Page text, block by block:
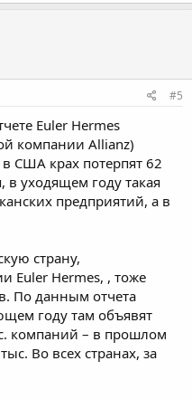
#5
Euler Hermes
компании Allianz)
в США крах потерпят 62
уходящем году такая
предприятий, а в
страну,
Euler Hermes, , тоже
По данным отчета
году там объявят
компаний – в прошлом
Во всех странах, за